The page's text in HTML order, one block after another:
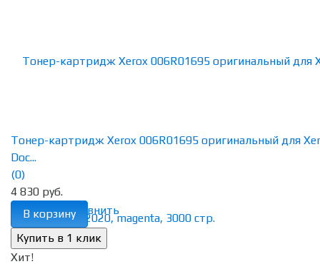
избранное сравнить
Тонер-картридж Xerox 006R01695 оригинальный для
Doc...
(0)
4 830 руб.
В корзину
Хит!